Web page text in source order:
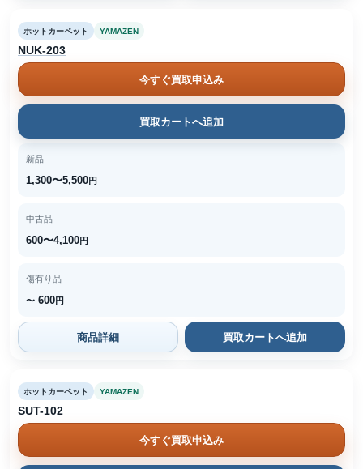
ホットカーペット YAMAZEN
NUK-203
今すぐ買取申込み
買取カートへ追加
新品
1,300〜5,500円
中古品
600〜4,100円
傷有り品
〜 600円
商品詳細 買取カートへ追加
ホットカーペット YAMAZEN
SUT-102
今すぐ買取申込み